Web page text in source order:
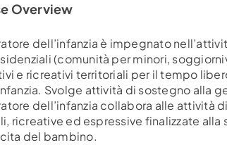
Overview
dell’infanzia è impegnato
(comunità per minori,
e ricreativi territoriali per il tempo
Svolge attività di sostegno alla
dell’infanzia collabora alle attività
ricreative ed espressive finalizzate
del bambino.